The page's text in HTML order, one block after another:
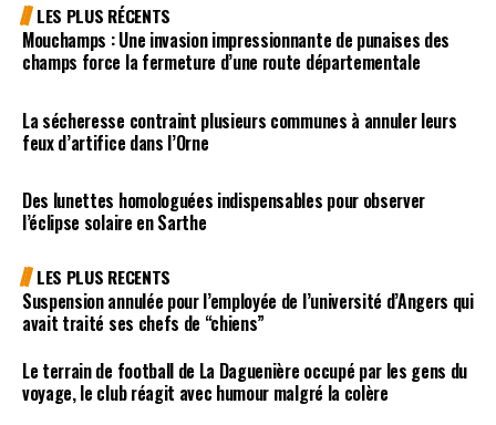
LES PLUS RÉCENTS
Mouchamps : Une invasion impressionnante de punaises des
champs force la fermeture d’une route départementale
La sécheresse contraint plusieurs communes à annuler leurs
feux d’artifice dans l’Orne
Des lunettes homologuées indispensables pour observer
l’éclipse solaire en Sarthe
LES PLUS RECENTS
Suspension annulée pour l’employée de l’université d’Angers qui
avait traité ses chefs de “chiens”
Le terrain de football de La Daguenière occupé par les gens du
voyage, le club réagit avec humour malgré la colère